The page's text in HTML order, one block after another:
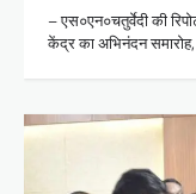
– एस०एन०चतुर्वेदी की
केंद्र का अभिनंदन